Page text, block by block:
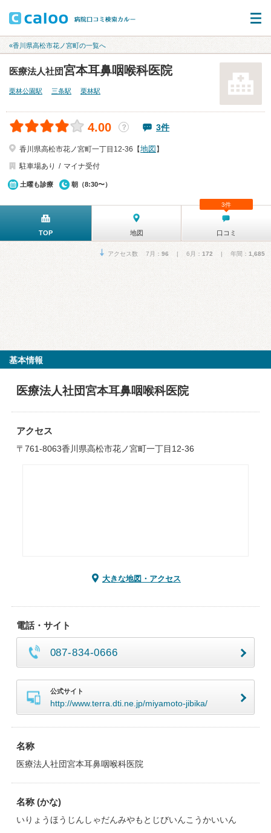
«香川県高松市花ノ宮町の一覧へ
医療法人社団宮本耳鼻咽喉科医院
栗林公園駅 三条駅 栗林駅
4.00 ？ 3件
香川県高松市花ノ宮町一丁目12-36【地図 】
駐車場あり
マイナ受付
土曜も診療 朝（8:30〜）
TOP 地図 口コミ
3件
アクセス数 7月： 96 | 6月： 172 | 年間： 1,685
基本情報
医療法人社団宮本耳鼻咽喉科医院
アクセス
〒761-8063香川県高松市花ノ宮町一丁目12-36
大きな地図・アクセス
電話・サイト
087-834-0666
公式サイト
http://www.terra.dti.ne.jp/miyamoto-jibika/
名称
医療法人社団宮本耳鼻咽喉科医院
名称 (かな)
いりょうほうじんしゃだんみやもとじびいんこうかいいん